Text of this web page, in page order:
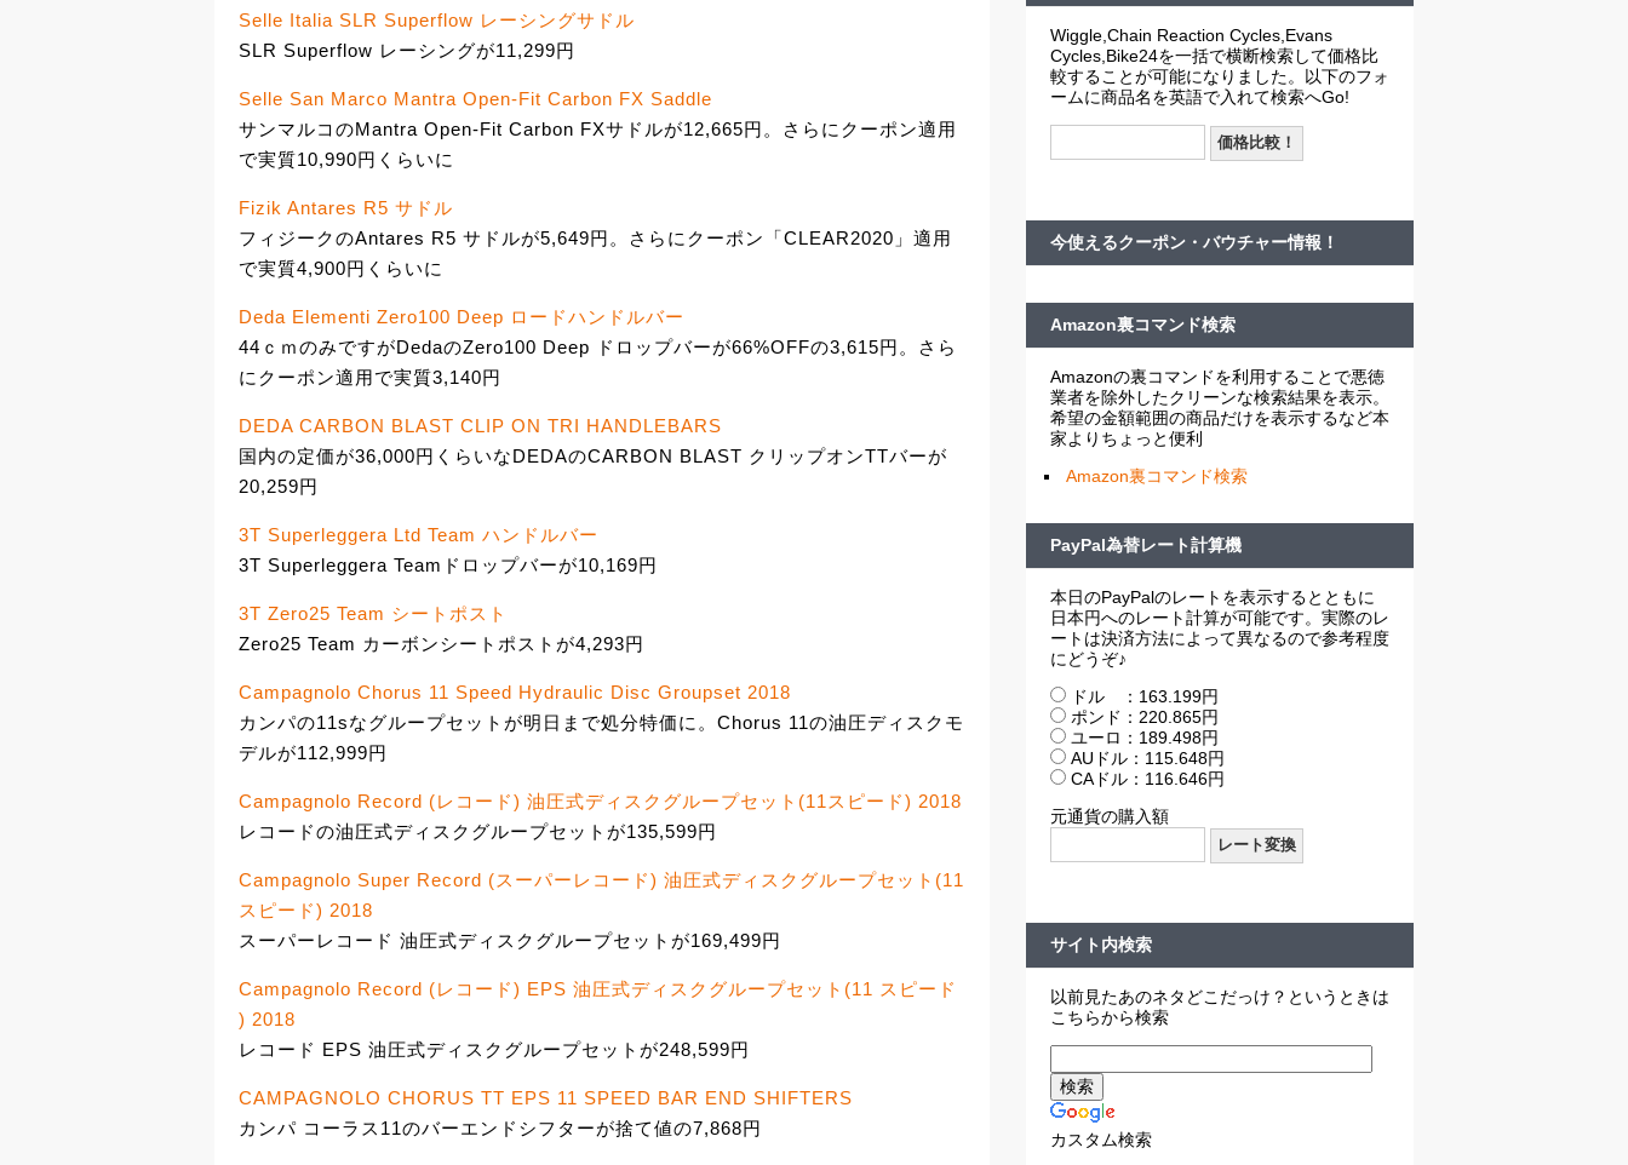
Selle Italia SLR Superflow レーシングサドル
SLR Superflow レーシングが11,299円
Selle San Marco Mantra Open-Fit Carbon FX Saddle
サンマルコのMantra Open-Fit Carbon FXサドルが12,665円。さらにクーポン適用
で実質10,990円くらいに
Fizik Antares R5 サドル
フィジークのAntares R5 サドルが5,649円。さらにクーポン「CLEAR2020」適用
で実質4,900円くらいに
Deda Elementi Zero100 Deep ロードハンドルバー
44ｃｍのみですがDedaのZero100 Deep ドロップバーが66%OFFの3,615円。さら
にクーポン適用で実質3,140円
DEDA CARBON BLAST CLIP ON TRI HANDLEBARS
国内の定価が36,000円くらいなDEDAのCARBON BLAST クリップオンTTバーが
20,259円
3T Superleggera Ltd Team ハンドルバー
3T Superleggera Teamドロップバーが10,169円
3T Zero25 Team シートポスト
Zero25 Team カーボンシートポストが4,293円
Campagnolo Chorus 11 Speed Hydraulic Disc Groupset 2018
カンパの11sなグループセットが明日まで処分特価に。Chorus 11の油圧ディスクモ
デルが112,999円
Campagnolo Record (レコード) 油圧式ディスクグループセット(11スピード) 2018
レコードの油圧式ディスクグループセットが135,599円
Campagnolo Super Record (スーパーレコード) 油圧式ディスクグループセット(11
スピード) 2018
スーパーレコード 油圧式ディスクグループセットが169,499円
Campagnolo Record (レコード) EPS 油圧式ディスクグループセット(11 スピード
) 2018
レコード EPS 油圧式ディスクグループセットが248,599円
CAMPAGNOLO CHORUS TT EPS 11 SPEED BAR END SHIFTERS
カンパ コーラス11のバーエンドシフターが捨て値の7,868円
Wiggle,Chain Reaction Cycles,Evans
Cycles,Bike24を一括で横断検索して価格比
較することが可能になりました。以下のフォ
ームに商品名を英語で入れて検索へGo!
今使えるクーポン・バウチャー情報！
Amazon裏コマンド検索
Amazonの裏コマンドを利用することで悪徳
業者を除外したクリーンな検索結果を表示。
希望の金額範囲の商品だけを表示するなど本
家よりちょっと便利
Amazon裏コマンド検索
PayPal為替レート計算機
本日のPayPalのレートを表示するとともに
日本円へのレート計算が可能です。実際のレ
ートは決済方法によって異なるので参考程度
にどうぞ♪
ドル ：163.199円
ポンド：220.865円
ユーロ：189.498円
AUドル：115.648円
CAドル：116.646円
元通貨の購入額
サイト内検索
以前見たあのネタどこだっけ？というときは
こちらから検索
カスタム検索